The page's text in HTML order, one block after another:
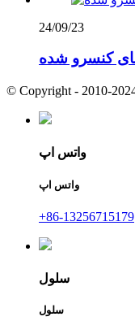
24/09/23
واتس اپ
واتس اپ
+86-13256715179
سلول
سلول